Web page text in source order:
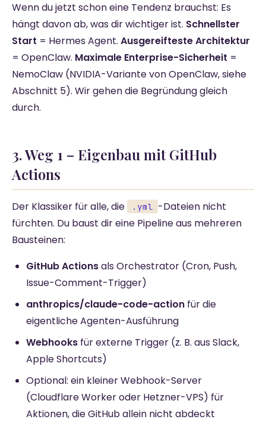
Wenn du jetzt schon eine Tendenz brauchst: Es
hängt davon ab, was dir wichtiger ist. Schnellster
Start = Hermes Agent. Ausgereifteste Architektur
= OpenClaw. Maximale Enterprise-Sicherheit =
NemoClaw (NVIDIA-Variante von OpenClaw, siehe
Abschnitt 5). Wir gehen die Begründung gleich
durch.
3. Weg 1 – Eigenbau mit GitHub
Actions
Der Klassiker für alle, die .yml -Dateien nicht
fürchten. Du baust dir eine Pipeline aus mehreren
Bausteinen:
GitHub Actionsals Orchestrator (Cron, Push,
Issue-Comment-Trigger)
anthropics/claude-code-action für die
eigentliche Agenten-Ausführung
Webhooks für externe Trigger (z. B. aus Slack,
Apple Shortcuts)
Optional: ein kleiner Webhook-Server
(Cloudflare Worker oder Hetzner-VPS) für
Aktionen, die GitHub allein nicht abdeckt